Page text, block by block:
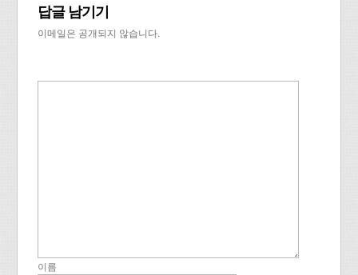
답글 남기기
이메일은 공개되지 않습니다.
이름